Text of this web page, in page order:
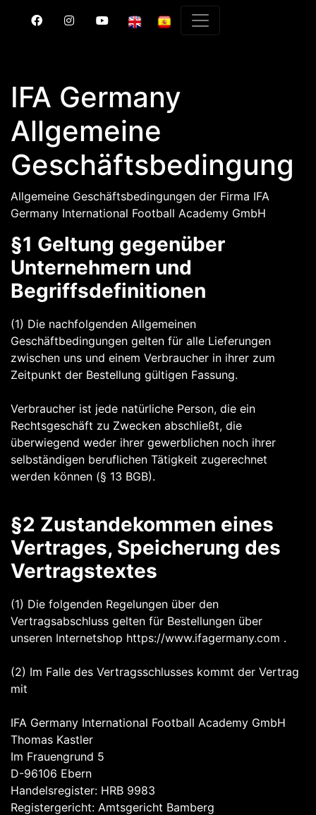
IFA Germany
Allgemeine
Geschäftsbedingung
Allgemeine Geschäftsbedingungen der Firma IFA
Germany International Football Academy GmbH
§1 Geltung gegenüber
Unternehmern und
Begriffsdefinitionen
(1) Die nachfolgenden Allgemeinen
Geschäftbedingungen gelten für alle Lieferungen
zwischen uns und einem Verbraucher in ihrer zum
Zeitpunkt der Bestellung gültigen Fassung.
Verbraucher ist jede natürliche Person, die ein
Rechtsgeschäft zu Zwecken abschließt, die
überwiegend weder ihrer gewerblichen noch ihrer
selbständigen beruflichen Tätigkeit zugerechnet
werden können (§ 13 BGB).
§2 Zustandekommen eines
Vertrages, Speicherung des
Vertragstextes
(1) Die folgenden Regelungen über den
Vertragsabschluss gelten für Bestellungen über
unseren Internetshop https://www.ifagermany.com .
(2) Im Falle des Vertragsschlusses kommt der Vertrag
mit
IFA Germany International Football Academy GmbH
Thomas Kastler
Im Frauengrund 5
D-96106 Ebern
Handelsregister: HRB 9983
Registergericht: Amtsgericht Bamberg